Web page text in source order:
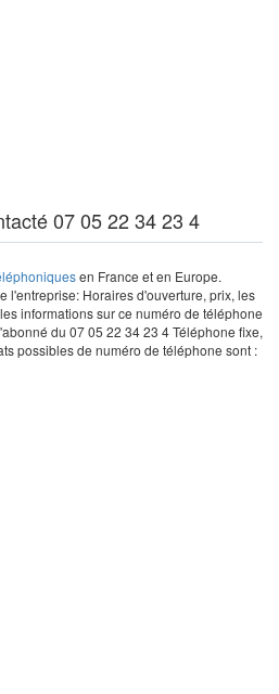
07 05 22 34 23 4
en France et en Europe.
l'entreprise: Horaires d'ouverture, prix, les
informations sur ce numéro de téléphone
du 07 05 22 34 23 4 Téléphone fixe,
possibles de numéro de téléphone sont :